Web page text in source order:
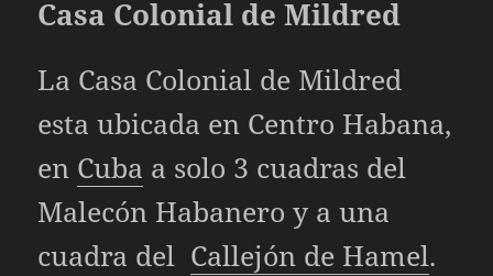
Casa Colonial de Mildred
La Casa Colonial de Mildred
estaubicada en Centro Habana,
en Cuba a solo 3 cuadras del
Malecón Habanero y a una
cuadra del Callejón de Hamel.